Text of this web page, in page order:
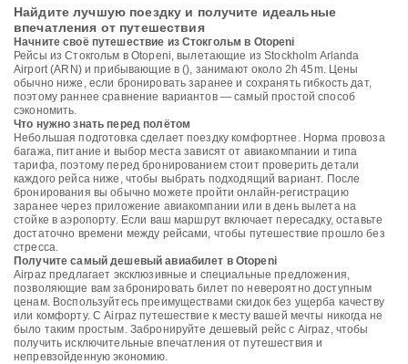
Найдите лучшую поездку и получите идеальные
впечатления от путешествия
Начните своё путешествие из Стокгольм в Otopeni
Рейсы из Стокгольм в Otopeni, вылетающие из Stockholm Arlanda
Airport (ARN) и прибывающие в (), занимают около 2h 45m. Цены
обычно ниже, если бронировать заранее и сохранять гибкость дат,
поэтому раннее сравнение вариантов — самый простой способ
сэкономить.
Что нужно знать перед полётом
Небольшая подготовка сделает поездку комфортнее. Норма провоза
багажа, питание и выбор места зависят от авиакомпании и типа
тарифа, поэтому перед бронированием стоит проверить детали
каждого рейса ниже, чтобы выбрать подходящий вариант. После
бронирования вы обычно можете пройти онлайн-регистрацию
заранее через приложение авиакомпании или в день вылета на
стойке в аэропорту. Если ваш маршрут включает пересадку, оставьте
достаточно времени между рейсами, чтобы путешествие прошло без
стресса.
Получите самый дешевый авиабилет в Otopeni
Airpaz предлагает эксклюзивные и специальные предложения,
позволяющие вам забронировать билет по невероятно доступным
ценам. Воспользуйтесь преимуществами скидок без ущерба качеству
или комфорту. С Airpaz путешествие к месту вашей мечты никогда не
было таким простым. Забронируйте дешевый рейс с Airpaz, чтобы
получить исключительные впечатления от путешествия и
непревзойденную экономию.